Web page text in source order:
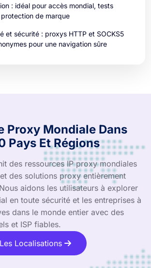
: idéal pour accès mondial, tests
de marque
et sécurité : proxys HTTP et SOCKS5
pour une navigation sûre
Proxy Mondiale Dans
Pays Et Régions
des ressources IP proxy mondiales
des solutions proxy entièrement
aidons les utilisateurs à explorer
en toute sécurité et les entreprises à
dans le monde entier avec des
et ISP fiables.
Localisations